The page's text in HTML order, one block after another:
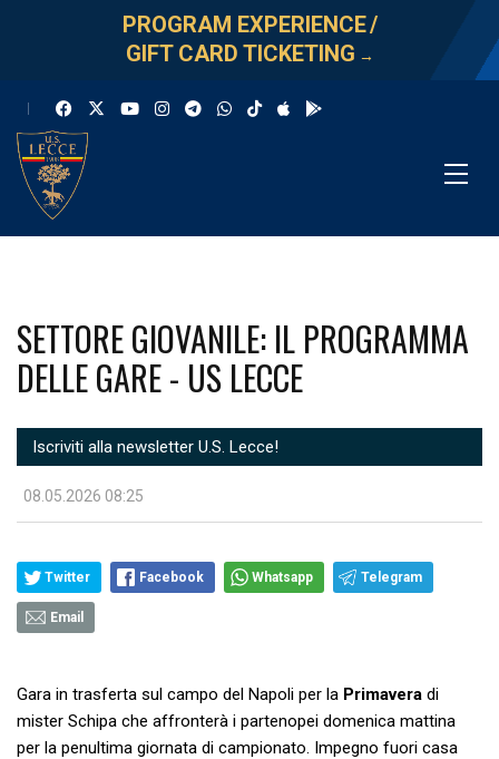
PROGRAM EXPERIENCE/
GIFT CARD TICKETING →
SETTORE GIOVANILE: IL PROGRAMMA
DELLE GARE - US LECCE
Iscriviti alla newsletter U.S. Lecce!
08.05.2026 08:25
Twitter Facebook Whatsapp Telegram
Email
Gara in trasferta sul campo del Napoli per la Primavera di
mister Schipa che affronterà i partenopei domenica mattina
per la penultima giornata di campionato. Impegno fuori casa